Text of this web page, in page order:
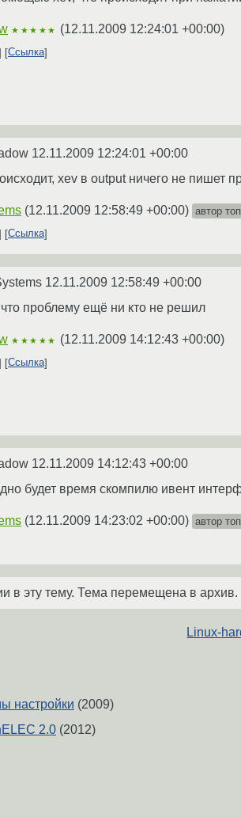
★★★★★ (12.11.2009 12:24:01 +00:00)
Ссылка
12.11.2009 12:24:01 +00:00
xev в output ничего не пишет
(12.11.2009 12:58:49 +00:00) автор
Ссылка
12.11.2009 12:58:49 +00:00
что проблему ещё ни кто не решил
★★★★★ (12.11.2009 14:12:43 +00:00)
Ссылка
12.11.2009 14:12:43 +00:00
будет время скомпилю ивент
(12.11.2009 14:23:02 +00:00) автор
в эту тему. Тема перемещена в архив.
Linux-
настройки (2009)
2.0 (2012)